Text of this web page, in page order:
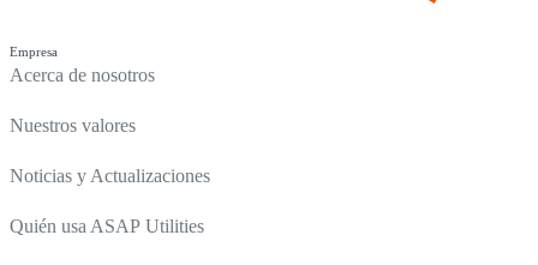
Empresa
Acerca de nosotros
Nuestros valores
Noticias y Actualizaciones
Quién usa ASAP Utilities